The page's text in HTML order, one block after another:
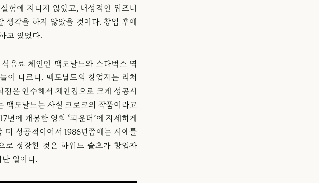
험에 지나지 않았고, 내성적인 워즈니
생각을 하지 않았을 것이다. 창업 후에
고 있었다.
음료 체인인 맥도날드와 스타벅스 역
이 다르다. 맥도날드의 창업자는 리처
을 인수해서 체인점으로 크게 성공시
맥도날드는 사실 크로크의 작품이라고
에 개봉한 영화 ‘파운더’에 자세하게
더 성공적이어서 1986년쯤에는 시애틀
로 성장한 것은 하워드 슐츠가 창업자
일이다.